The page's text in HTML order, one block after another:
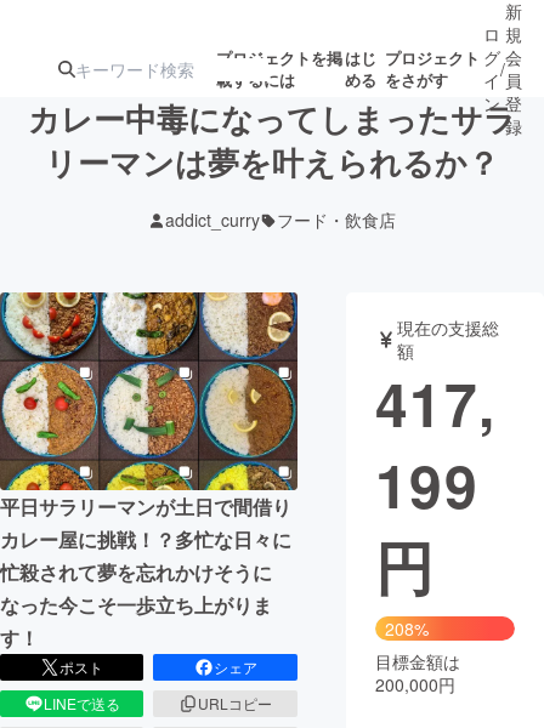
プロジェクトを掲
載するには
はじ
める
プロジェクト
をさがす
ジェクト
募集終了が近いプ
ロジェクト
アート・写真 音楽
テクノロジー・ガジェット ゲーム・サ
映像・映画
ビジネス・起業
まちづくり・地域活性化
CAMPFIRE for Social Good CAMPFIRE Creation
CAMPFIREふるさと納税
コミュニティ
ロ
グ
イ
ン
/
新
規
会
員
登
録
カレー中毒になってしまったサラ
リーマンは夢を叶えられるか？
addict_curry フード・飲食店
平日サラリーマンが土日で間借り
カレー屋に挑戦！？多忙な日々に
忙殺されて夢を忘れかけそうに
なった今こそ一歩立ち上がりま
す！
ポスト
シェア
LINEで送る
URLコピー
現在の支援総
額
417,
199
円
208%
目標金額は
200,000円